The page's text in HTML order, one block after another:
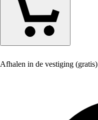
Afhalen in de vestiging (gratis)